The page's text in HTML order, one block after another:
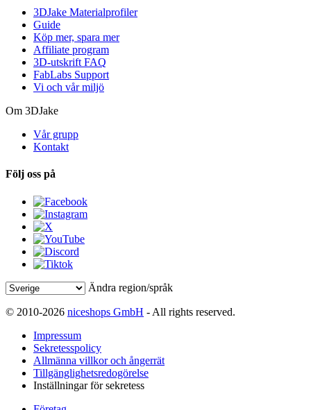
3DJake Materialprofiler
Guide
Köp mer, spara mer
Affiliate program
3D-utskrift FAQ
FabLabs Support
Vi och vår miljö
Om 3DJake
Vår grupp
Kontakt
Följ oss på
Ändra region/språk
© 2010-2026 niceshops GmbH - All rights reserved.
Impressum
Sekretesspolicy
Allmänna villkor och ångerrät
Tillgänglighetsredogörelse
Inställningar för sekretess